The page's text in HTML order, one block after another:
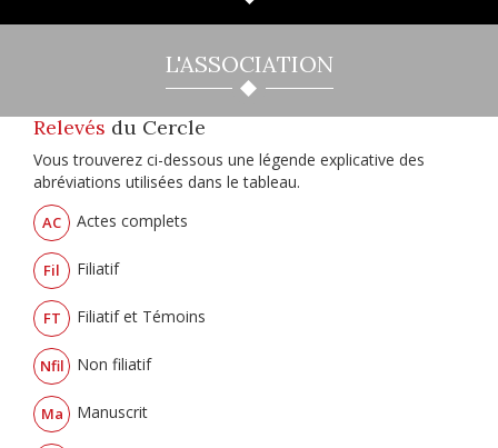
L'ASSOCIATION
Relevés du Cercle
Vous trouverez ci-dessous une légende explicative des
abréviations utilisées dans le tableau.
AC Actes complets
Fil Filiatif
FT Filiatif et Témoins
Nfil Non filiatif
Ma Manuscrit